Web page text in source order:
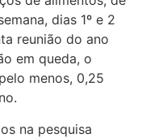
dias 1º e 2
reunião do ano
em queda, o
menos, 0,25
na pesquisa